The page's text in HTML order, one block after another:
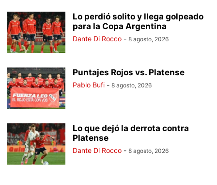
Lo perdió solito y llega golpeado
para la Copa Argentina
Dante Di Rocco - 8 agosto, 2026
Puntajes Rojos vs. Platense
Pablo Bufi - 8 agosto, 2026
Lo que dejó la derrota contra
Platense
Dante Di Rocco - 8 agosto, 2026